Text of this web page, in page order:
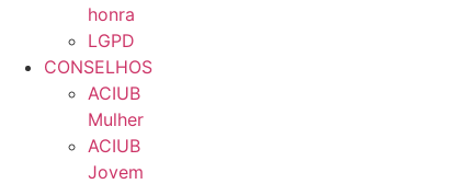
honra
LGPD
CONSELHOS
ACIUB
Mulher
ACIUB
Jovem